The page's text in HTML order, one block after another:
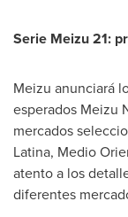
Serie Meizu 21:
Meizu anunciará
esperados Meizu
mercados
Latina, Medio
atento a los
diferentes